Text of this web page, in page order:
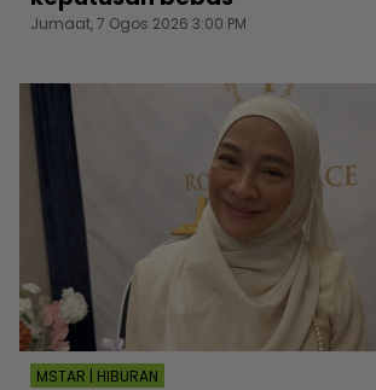
Jumaat, 7 Ogos 2026 3:00 PM
MSTAR | HIBURAN